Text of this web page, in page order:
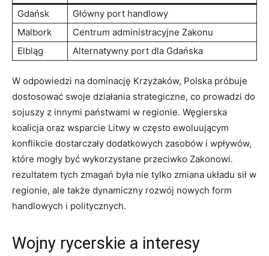
Gdańsk
Główny port handlowy
Malbork
Centrum administracyjne Zakonu
Elbląg
Alternatywny port dla Gdańska
W odpowiedzi na dominację Krzyżaków, Polska próbuje
dostosować swoje działania strategiczne, co prowadzi do
sojuszy z innymi państwami w regionie. Węgierska
koalicja oraz wsparcie Litwy w często ewoluującym
konflikcie dostarczały dodatkowych zasobów i wpływów,
które mogły być wykorzystane przeciwko Zakonowi.
rezultatem tych zmagań była nie tylko zmiana układu sił w
regionie, ale także dynamiczny rozwój nowych form
handlowych i politycznych.
Wojny rycerskie a interesy